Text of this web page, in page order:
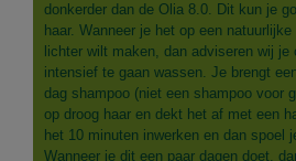
donkerder dan de Olia 8.0. Dit kun je
haar. Wanneer je het op een
lichter wilt maken, dan adviseren wij je
intensief te gaan wassen. Je brengt
dag shampoo (niet een shampoo voor
op droog haar en dekt het af met een
het 10 minuten inwerken en dan spoel
Wanneer je dit een paar dagen doet,